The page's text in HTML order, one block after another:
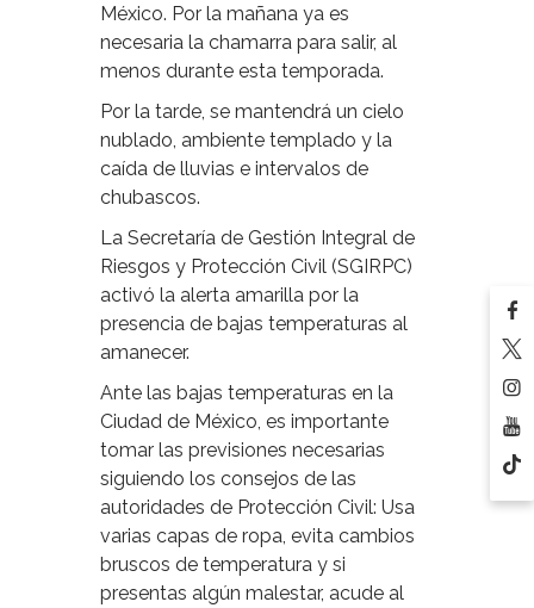
México. Por la mañana ya es
necesaria la chamarra para salir, al
menos durante esta temporada.
Por la tarde, se mantendrá un cielo
nublado, ambiente templado y la
caída de lluvias e intervalos de
chubascos.
La Secretaría de Gestión Integral de
Riesgos y Protección Civil (SGIRPC)
activó la alerta amarilla por la
presencia de bajas temperaturas al
amanecer.
Ante las bajas temperaturas en la
Ciudad de México, es importante
tomar las previsiones necesarias
siguiendo los consejos de las
autoridades de Protección Civil: Usa
varias capas de ropa, evita cambios
bruscos de temperatura y si
presentas algún malestar, acude al